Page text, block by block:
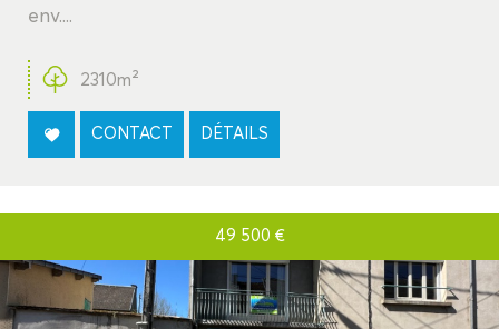
env....
2310m²
CONTACT DÉTAILS
49 500 €